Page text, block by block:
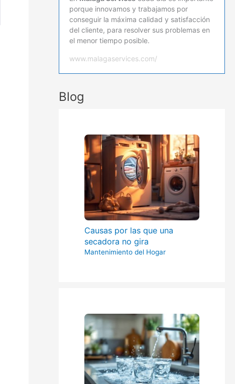
porque innovamos y trabajamos por
conseguir la máxima calidad y satisfacción
del cliente, para resolver sus problemas en
el menor tiempo posible.
www.malagaservices.com/
Blog
Causas por las que una
secadora no gira
Mantenimiento del Hogar